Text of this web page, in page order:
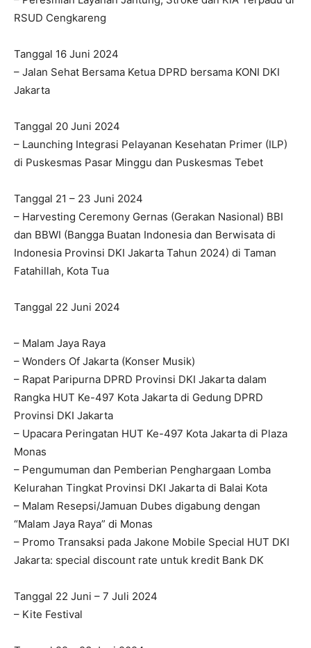
RSUD Cengkareng
Tanggal 16 Juni 2024
– Jalan Sehat Bersama Ketua DPRD bersama KONI DKI
Jakarta
Tanggal 20 Juni 2024
– Launching Integrasi Pelayanan Kesehatan Primer (ILP)
di Puskesmas Pasar Minggu dan Puskesmas Tebet
Tanggal 21 – 23 Juni 2024
– Harvesting Ceremony Gernas (Gerakan Nasional) BBI
dan BBWI (Bangga Buatan Indonesia dan Berwisata di
Indonesia Provinsi DKI Jakarta Tahun 2024) di Taman
Fatahillah, Kota Tua
Tanggal 22 Juni 2024
– Malam Jaya Raya
– Wonders Of Jakarta (Konser Musik)
– Rapat Paripurna DPRD Provinsi DKI Jakarta dalam
Rangka HUT Ke-497 Kota Jakarta di Gedung DPRD
Provinsi DKI Jakarta
– Upacara Peringatan HUT Ke-497 Kota Jakarta di Plaza
Monas
– Pengumuman dan Pemberian Penghargaan Lomba
Kelurahan Tingkat Provinsi DKI Jakarta di Balai Kota
– Malam Resepsi/Jamuan Dubes digabung dengan
“Malam Jaya Raya” di Monas
– Promo Transaksi pada Jakone Mobile Special HUT DKI
Jakarta: special discount rate untuk kredit Bank DK
Tanggal 22 Juni – 7 Juli 2024
– Kite Festival